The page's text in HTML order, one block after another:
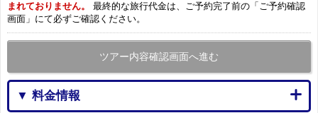
まれておりません。
最終的な旅行代金は、ご予約完了前の「ご予約確認
画面」にて必ずご確認ください。
ツアー内容確認画面へ進む
▼ 料金情報